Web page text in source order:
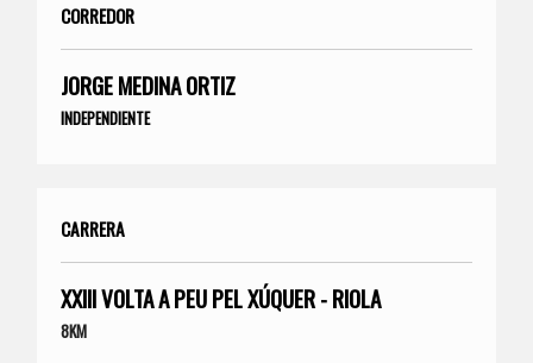
CORREDOR
JORGE MEDINA ORTIZ
INDEPENDIENTE
CARRERA
XXIII VOLTA A PEU PEL XÚQUER - RIOLA
8KM